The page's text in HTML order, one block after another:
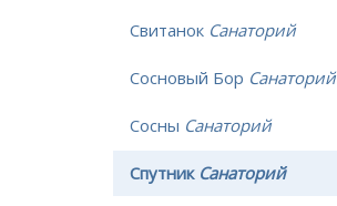
Свитанок Санаторий
Сосновый Бор Санаторий
Сосны Санаторий
Спутник Санаторий